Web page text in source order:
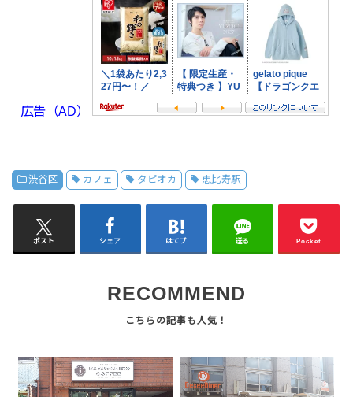
広告（AD）
渋谷区 カフェ タピオカ 恵比寿駅
ポスト シェア はてブ 送る Pocket
RECOMMEND